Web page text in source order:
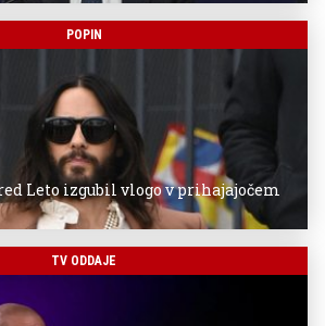
POPIN
Leto izgubil vlogo v prihajajočem
TV ODDAJE